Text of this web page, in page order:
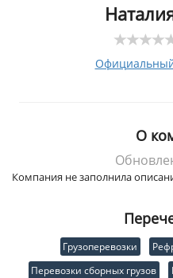
О
Компания не заполнила
Грузоперевозки
Перевозки сборных грузов